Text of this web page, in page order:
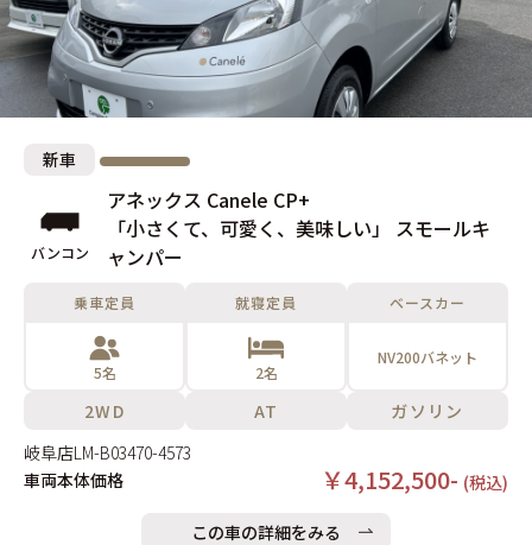
新車
バンコン
アネックス Canele CP+
「小さくて、可愛く、美味しい」 スモールキ
ャンパー
乗車定員
5名
就寝定員
2名
ベースカー
NV200バネット
2WD AT
ガソリン
岐阜店LM-B03470-4573
車両本体価格
￥4,152,500- (税込)
この車の詳細をみる